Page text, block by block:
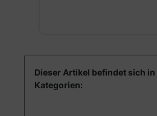
Dieser Artikel befindet sich
Kategorien: